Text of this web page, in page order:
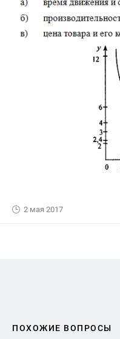
2 мая 2017
ПОХОЖИЕ ВОПРОСЫ